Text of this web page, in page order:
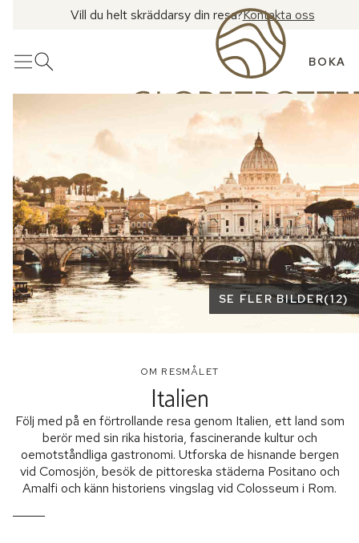
Vill du helt skräddarsy din resa?Kontakta oss
MenyÖppna sök BOKA
Se fler bilder
SE FLER BILDER(12)
OM RESMÅLET
Italien
Följ med på en förtrollande resa genom Italien, ett land som
berör med sin rika historia, fascinerande kultur och
oemotståndliga gastronomi. Utforska de hisnande bergen
vid Comosjön, besök de pittoreska städerna Positano och
Amalfi och känn historiens vingslag vid Colosseum i Rom.